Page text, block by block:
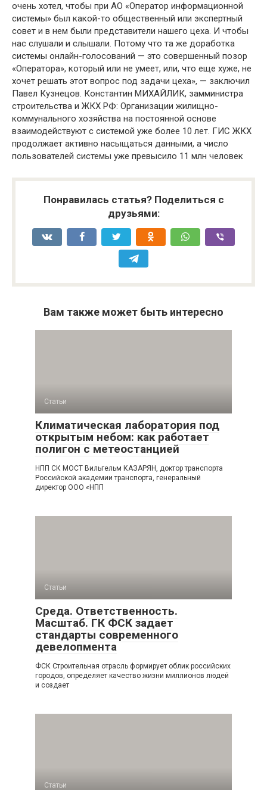
очень хотел, чтобы при АО «Оператор информационной
системы» был какой-то общественный или экспертный
совет и в нем были представители нашего цеха. И чтобы
нас слушали и слышали. Потому что та же доработка
системы онлайн-голосований — это совершенный позор
«Оператора», который или не умеет, или, что еще хуже, не
хочет решать этот вопрос под задачи цеха», — заключил
Павел Кузнецов. Константин МИХАЙЛИК, замминистра
строительства и ЖКХ РФ: Организации жилищно-
коммунального хозяйства на постоянной основе
взаимодействуют с системой уже более 10 лет. ГИС ЖКХ
продолжает активно насыщаться данными, а число
пользователей системы уже превысило 11 млн человек
Понравилась статья? Поделиться с
друзьями:
Вам также может быть интересно
Статьи
Климатическая лаборатория под
открытым небом: как работает
полигон с метеостанцией
НПП СК МОСТ Вильгельм КАЗАРЯН, доктор транспорта
Российской академии транспорта, генеральный
директор ООО «НПП
Статьи
Среда. Ответственность.
Масштаб. ГК ФСК задает
стандарты современного
девелопмента
ФСК Строительная отрасль формирует облик российских
городов, определяет качество жизни миллионов людей
и создает
Статьи